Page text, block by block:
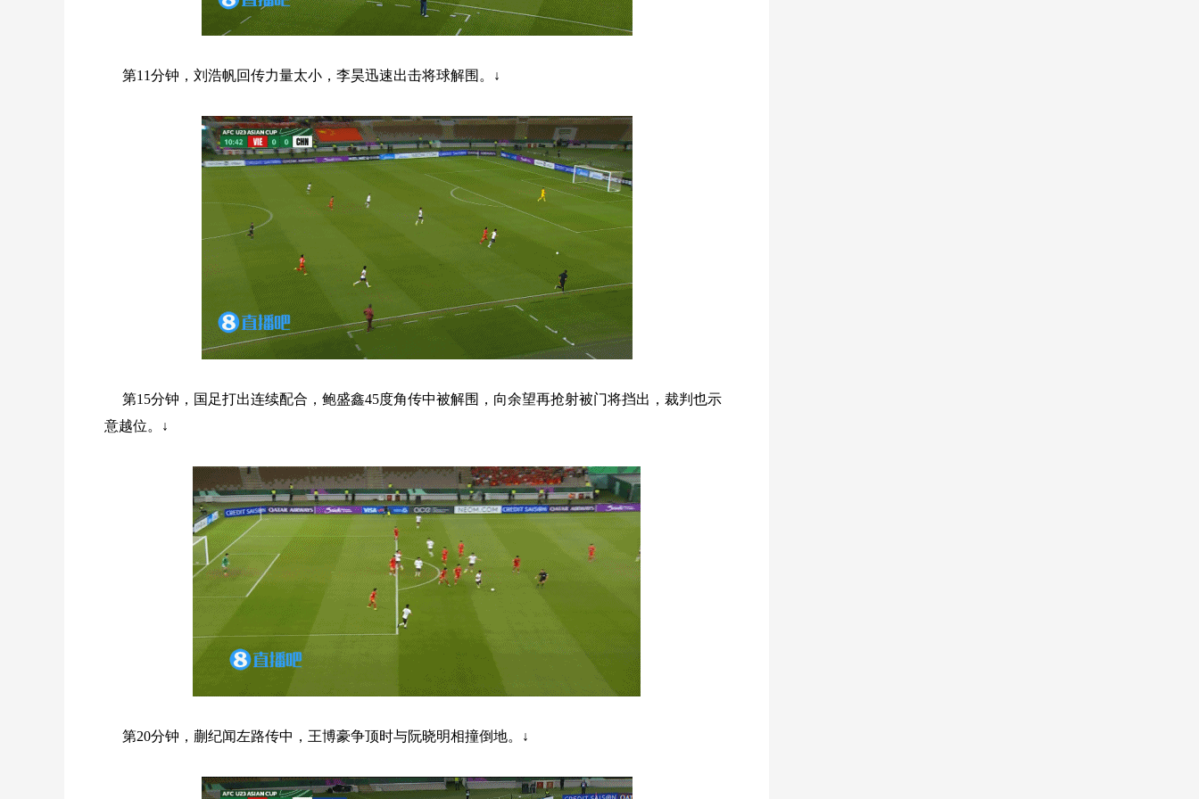
第11分钟，刘浩帆回传力量太小，李昊迅速出击将球解围。↓
第15分钟，国足打出连续配合，鲍盛鑫45度角传中被解围，向余望再抢射被门将挡出，裁判也示
意越位。↓
第20分钟，蒯纪闻左路传中，王博豪争顶时与阮晓明相撞倒地。↓